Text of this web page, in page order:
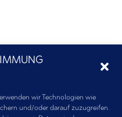
wir Technologien wie
und/oder darauf zuzugreifen.